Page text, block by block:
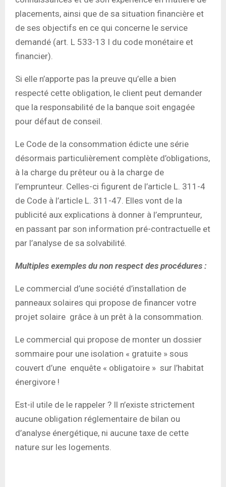
placements, ainsi que de sa situation financière et
de ses objectifs en ce qui concerne le service
demandé (art. L 533-13 I du code monétaire et
financier).
Si elle n’apporte pas la preuve qu’elle a bien
respecté cette obligation, le client peut demander
que la responsabilité de la banque soit engagée
pour défaut de conseil.
Le Code de la consommation édicte une série
désormais particulièrement complète d’obligations,
à la charge du prêteur ou à la charge de
l’emprunteur. Celles-ci figurent de l’article L. 311-4
de Code à l’article L. 311-47. Elles vont de la
publicité aux explications à donner à l’emprunteur,
en passant par son information pré-contractuelle et
par l’analyse de sa solvabilité.
Multiples exemples du non respect des procédures :
Le commercial d’une société d’installation de
panneaux solaires qui propose de financer votre
projet solaire grâce à un prêt à la consommation.
Le commercial qui propose de monter un dossier
sommaire pour une isolation « gratuite » sous
couvert d’une enquête « obligatoire » sur l’habitat
énergivore !
Est-il utile de le rappeler ? Il n’existe strictement
aucune obligation réglementaire de bilan ou
d’analyse énergétique, ni aucune taxe de cette
nature sur les logements.